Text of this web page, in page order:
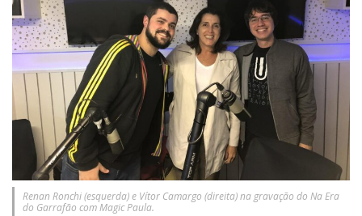
Renan Ronchi (esquerda) e Vítor Camargo (direita) na gravação do Na Era
do Garrafão com Magic Paula.